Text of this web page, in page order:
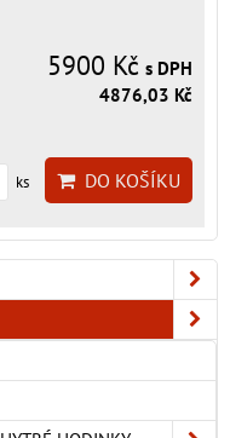
5900 Kč s DPH
4876,03 Kč
ks DO KOŠÍKU